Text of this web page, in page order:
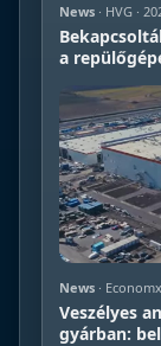
News · HVG ·
a
News ·
Veszélyes
gyárban: